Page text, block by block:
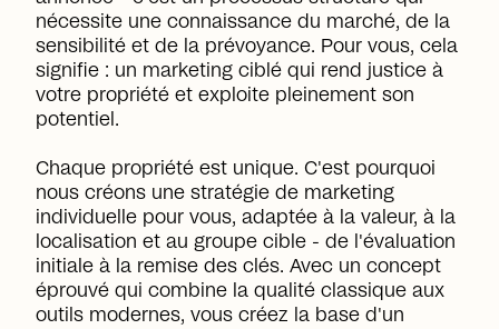
nécessite une connaissance du marché, de la
sensibilité et de la prévoyance. Pour vous, cela
signifie : un marketing ciblé qui rend justice à
votre propriété et exploite pleinement son
potentiel.
Chaque propriété est unique. C'est pourquoi
nous créons une stratégie de marketing
individuelle pour vous, adaptée à la valeur, à la
localisation et au groupe cible - de l'évaluation
initiale à la remise des clés. Avec un concept
éprouvé qui combine la qualité classique aux
outils modernes, vous créez la base d'un